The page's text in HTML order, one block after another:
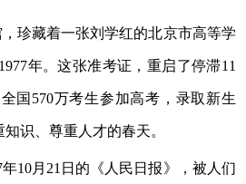
珍藏着一张刘学红的北京市高等学
年。这张准考证，重启了停滞11
国570万考生参加高考，录取新生
识、尊重人才的春天。
10月21日的《人民日报》，被人们